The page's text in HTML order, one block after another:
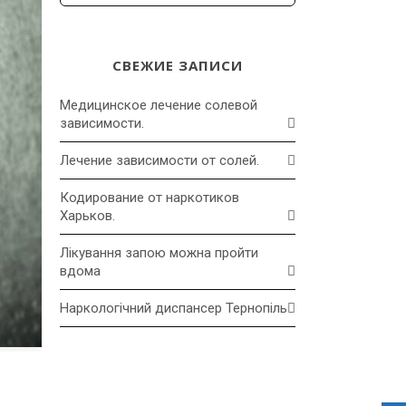
СВЕЖИЕ ЗАПИСИ
Медицинское лечение солевой
зависимости.
Лечение зависимости от солей.
Кодирование от наркотиков
Харьков.
Лікування запою можна пройти
вдома
Наркологічний диспансер Тернопіль